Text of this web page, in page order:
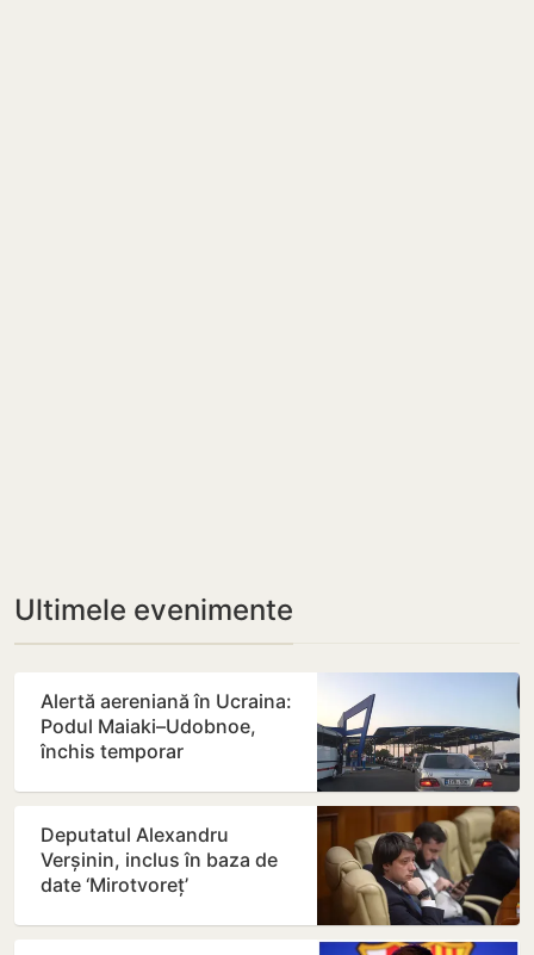
Ultimele evenimente
Alertă aereniană în Ucraina:
Podul Maiaki–Udobnoe,
închis temporar
Deputatul Alexandru
Verșinin, inclus în baza de
date ‘Mirotvoreț’